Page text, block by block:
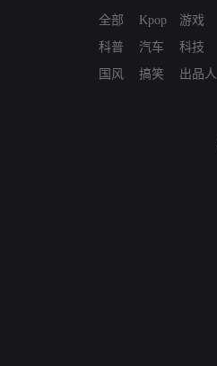
全部
科普
国风
Kpop
汽车
搞笑
游戏
科技
出品人